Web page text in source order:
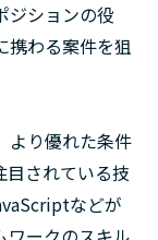
ジションの役
携わる案件を狙
より優れた条件
目されている技
などが